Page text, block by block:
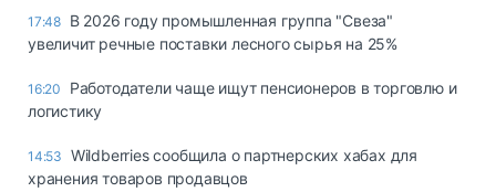
17:48 В 2026 году промышленная группа "Свеза"
увеличит речные поставки лесного сырья на 25%
16:20
Работодатели чаще ищут пенсионеров в торговлю и
логистику
14:53 Wildberries сообщила о партнерских хабах для
хранения товаров продавцов